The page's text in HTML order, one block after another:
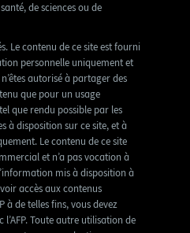
de sciences ou de
Le contenu de ce site est fourni
personnelle uniquement et
autorisé à partager des
que pour un usage
que rendu possible par les
à disposition sur ce site, et à
Le contenu de ce site
et n’a pas vocation à
mis à disposition à
accès aux contenus
à de telles fins, vous devez
Toute autre utilisation de